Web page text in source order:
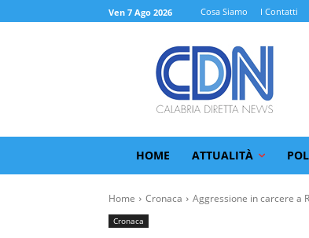
Ven 7 Ago 2026 Cosa Siamo I Contatti
HOME ATTUALITÀ
Home Cronaca Aggressione in carcere a
Cronaca